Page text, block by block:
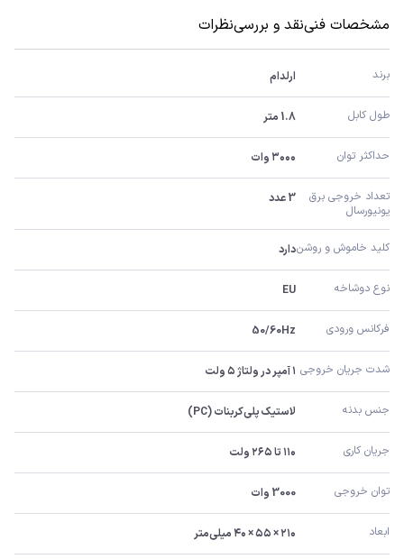
مشخصات فنینقد و بررسینظرات
برند ارلدام
طول کابل 1.8 متر
حداکثر توان ۳۰۰۰ وات
یونیورسال
3 عدد
کلید خاموش و روشندارد
نوع دوشاخه EU
فرکانس ورودی 50/60Hz
شدت جریان خروجی ۱ آمپر در ولتاژ ۵ ولت
جنس بدنه لاستیک پلی‌کربنات (PC)
جریان کاری ۱۱۰ تا ۲۶۵ ولت
توان خروجی 3000 وات
ابعاد ۲۱۰ × ۵۵ × ۴۰ میلی‌متر